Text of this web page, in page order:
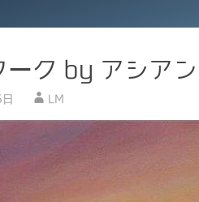
ーク by アシアン
LM